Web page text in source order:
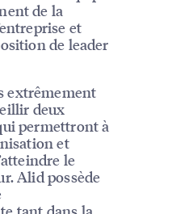
de la
et
de leader
extrêmement
deux
permettront à
et
le
Alid possède
tant dans la